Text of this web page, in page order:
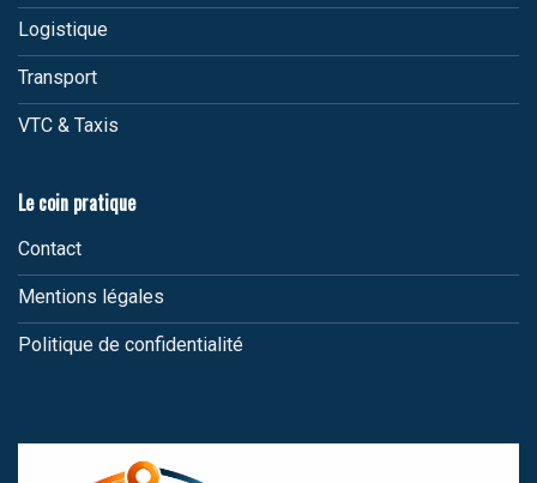
Logistique
Transport
VTC & Taxis
Le coin pratique
Contact
Mentions légales
Politique de confidentialité